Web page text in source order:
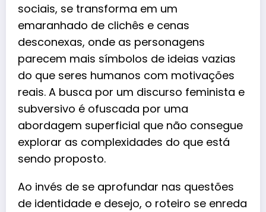
sociais, se transforma em um
emaranhado de clichês e cenas
desconexas, onde as personagens
parecem mais símbolos de ideias vazias
do que seres humanos com motivações
reais. A busca por um discurso feminista e
subversivo é ofuscada por uma
abordagem superficial que não consegue
explorar as complexidades do que está
sendo proposto.
Ao invés de se aprofundar nas questões
de identidade e desejo, o roteiro se enreda